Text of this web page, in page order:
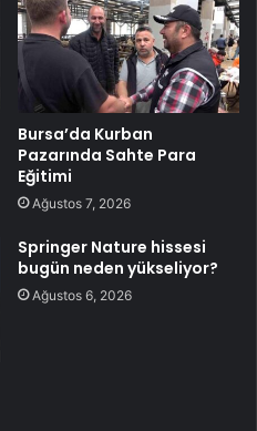
Bursa’da Kurban
Pazarında Sahte Para
Eğitimi
Ağustos 7, 2026
Springer Nature hissesi
bugün neden yükseliyor?
Ağustos 6, 2026